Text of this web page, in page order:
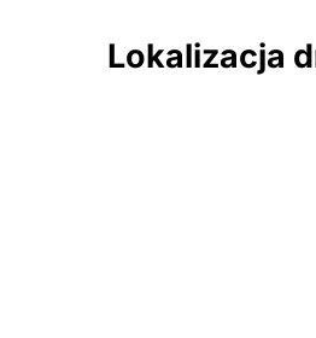
Lokalizacja